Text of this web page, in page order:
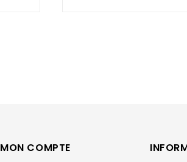
MON COMPTE